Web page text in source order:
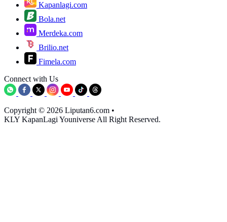
Kapanlagi.com
Bola.net
Merdeka.com
Brilio.net
Fimela.com
Connect with Us
Copyright © 2026 Liputan6.com •
KLY KapanLagi Youniverse All Right Reserved.